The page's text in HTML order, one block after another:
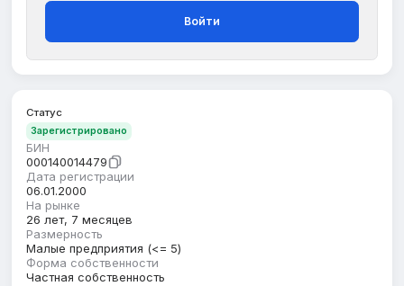
Войти
Статус
Зарегистрировано
БИН
000140014479
Дата регистрации
06.01.2000
На рынке
26 лет, 7 месяцев
Размерность
Малые предприятия (<= 5)
Форма собственности
Частная собственность